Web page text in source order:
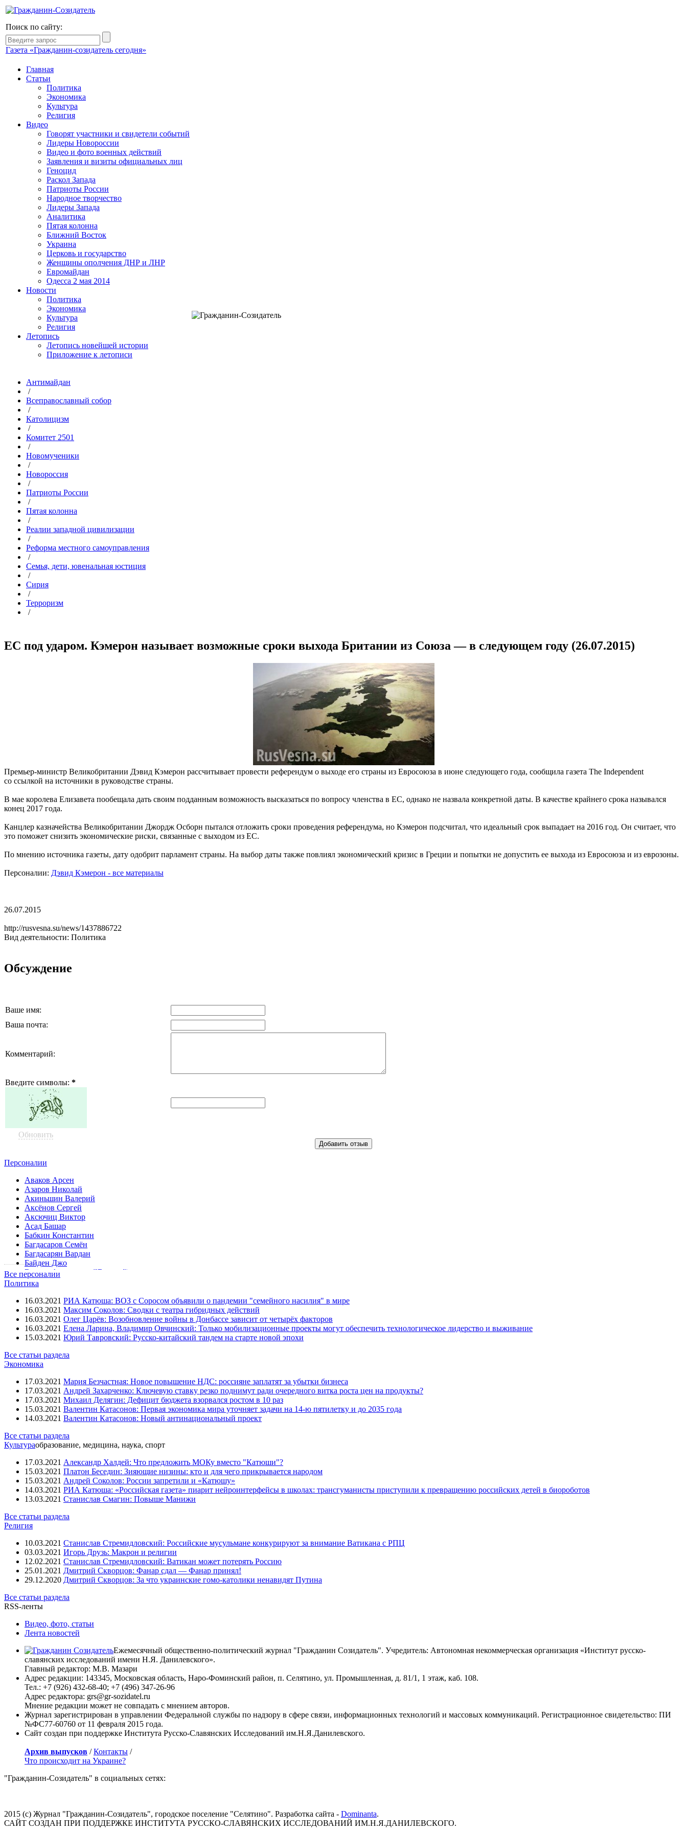
Поиск по сайту:
Газета «Гражданин-созидатель сегодня»
Главная
Статьи
Политика
Экономика
Культура
Религия
Видео
Говорят участники и свидетели событий
Лидеры Новороссии
Видео и фото военных действий
Заявления и визиты официальных лиц
Геноцид
Раскол Запада
Патриоты России
Народное творчество
Лидеры Запада
Аналитика
Пятая колонна
Ближний Восток
Украина
Церковь и государство
Женщины ополчения ДНР и ЛНР
Евромайдан
Одесса 2 мая 2014
Новости
Политика
Экономика
Культура
Религия
Летопись
Летопись новейшей истории
Приложение к летописи
Антимайдан
/
Всеправославный собор
/
Католицизм
/
Комитет 2501
/
Новомученики
/
Новороссия
/
Патриоты России
/
Пятая колонна
/
Реалии западной цивилизации
/
Реформа местного самоуправления
/
Семья, дети, ювенальная юстиция
/
Сирия
/
Терроризм
/
ЕС под ударом. Кэмерон называет возможные сроки выхода Британии из Союза — в следующем году (26.07.2015)
Премьер-министр Великобритании Дэвид Кэмерон рассчитывает провести референдум о выходе его страны из Евросоюза в июне следующего года, сообщила газета The Independent
со ссылкой на источники в руководстве страны.
В мае королева Елизавета пообещала дать своим подданным возможность высказаться по вопросу членства в ЕС, однако не назвала конкретной даты. В качестве крайнего срока назывался
конец 2017 года.
Канцлер казначейства Великобритании Джордж Осборн пытался отложить сроки проведения референдума, но Кэмерон подсчитал, что идеальный срок выпадает на 2016 год. Он считает, что
это поможет снизить экономические риски, связанные с выходом из ЕС.
По мнению источника газеты, дату одобрит парламент страны. На выбор даты также повлиял экономический кризис в Греции и попытки не допустить ее выхода из Евросоюза и из еврозоны.
Персоналии: Дэвид Кэмерон - все материалы
26.07.2015
http://rusvesna.su/news/1437886722
Вид деятельности: Политика
Обсуждение
Ваше имя:
Ваша почта:
Комментарий:
Введите символы: *
Обновить
Персоналии
Аваков Арсен
Азаров Николай
Акиньшин Валерий
Аксёнов Сергей
Аксючиц Виктор
Асад Башар
Бабкин Константин
Багдасаров Семён
Багдасарян Вардан
Байден Джо
Беднов Александр ("Бэтмен")
Безлер Игорь
Болдырев Юрий
Болотов Валерий
Борисов Бойко
Бородай Александр
Буренков Александр
Бэсеску Траян
Вассерман Анатолий
Вертьянов Сергей
Витренко Наталья
Воробьёв Андрей
Вучич Александр
Гелетей Валерий
Горбачёв Михаил
Греф Герман
Губарев Павел
Гурьянов Антон
Дамаскин (Орловский) архимандрит
Де Маржери Кристоф
Делягин Михаил
Дугин Александр
Евтушенков Владимир
Ельцин Борис
Жириновский Владимир
Жуковский Владислав
Захарченко Александр
Зеленский Владимир
Зурабов Михаил
Зюганов Геннадий
Иванов Сергей
Калашников Максим
Кастро Рауль
Кедми Яков
Кернес Геннадий
Керри Джон
Кирилл - Патриарх Московский и всея Руси
Киселёв Дмитрий
Климкин Павел
Кличко Виталий
Коломойский Игорь
Константинов Владимир
Корнилов Глеб
Крутов Александр
Кудрин Алексей
Кьеза Джульетто
Ливанов Дмитрий
Лидегор Мартин
Все персоналии
Политика
16.03.2021 РИА Катюша: ВОЗ с Соросом объявили о пандемии "семейного насилия" в мире
16.03.2021 Максим Соколов: Сводки с театра гибридных действий
16.03.2021 Олег Царёв: Возобновление войны в Донбассе зависит от четырёх факторов
16.03.2021 Елена Ларина, Владимир Овчинский: Только мобилизационные проекты могут обеспечить технологическое лидерство и выживание
15.03.2021 Юрий Тавровский: Русско-китайский тандем на старте новой эпохи
Все статьи раздела
Экономика
17.03.2021 Мария Безчастная: Новое повышение НДС: россияне заплатят за убытки бизнеса
17.03.2021 Андрей Захарченко: Ключевую ставку резко поднимут ради очередного витка роста цен на продукты?
17.03.2021 Михаил Делягин: Дефицит бюджета взорвался ростом в 10 раз
15.03.2021 Валентин Катасонов: Первая экономика мира уточняет задачи на 14-ю пятилетку и до 2035 года
14.03.2021 Валентин Катасонов: Новый антинациональный проект
Все статьи раздела
Культураобразование, медицина, наука, спорт
17.03.2021 Александр Халдей: Что предложить МОКу вместо "Катюши"?
15.03.2021 Платон Беседин: Зияющие низины: кто и для чего прикрывается народом
15.03.2021 Андрей Соколов: России запретили и «Катюшу»
14.03.2021 РИА Катюша: «Российская газета» пиарит нейроинтерфейсы в школах: трансгуманисты приступили к превращению российских детей в биороботов
13.03.2021 Станислав Смагин: Повыше Манижи
Все статьи раздела
Религия
10.03.2021 Станислав Стремидловский: Российские мусульмане конкурируют за внимание Ватикана с РПЦ
03.03.2021 Игорь Друзь: Макрон и религии
12.02.2021 Станислав Стремидловский: Ватикан может потерять Россию
25.01.2021 Дмитрий Скворцов: Фанар сдал — Фанар принял!
29.12.2020 Дмитрий Скворцов: За что украинские гомо-католики ненавидят Путина
Все статьи раздела
RSS-ленты
Видео, фото, статьи
Лента новостей
Ежемесячный общественно-политический журнал "Гражданин Созидатель". Учредитель: Автономная некоммерческая организация «Институт русско-
славянских исследований имени Н.Я. Данилевского».
Главный редактор: М.В. Мазари
Адрес редакции: 143345, Московская область, Наро-Фоминский район, п. Селятино, ул. Промышленная, д. 81/1, 1 этаж, каб. 108.
Тел.: +7 (926) 432-68-40; +7 (496) 347-26-96
Адрес редактора: grs@gr-sozidatel.ru
Мнение редакции может не совпадать с мнением авторов.
Журнал зарегистрирован в управлении Федеральной службы по надзору в сфере связи, информационных технологий и массовых коммуникаций. Регистрационное свидетельство: ПИ
№ФС77-60760 от 11 февраля 2015 года.
Сайт создан при поддержке Института Русско-Славянских Исследований им.Н.Я.Данилевского.
Архив выпусков /Контакты /
Что происходит на Украине?
"Гражданин-Созидатель" в социальных сетях:
2015 (с) Журнал "Гражданин-Созидатель", городское поселение "Селятино". Разработка сайта - Dominanta.
САЙТ СОЗДАН ПРИ ПОДДЕРЖКЕ ИНСТИТУТА РУССКО-СЛАВЯНСКИХ ИССЛЕДОВАНИЙ ИМ.Н.Я.ДАНИЛЕВСКОГО.